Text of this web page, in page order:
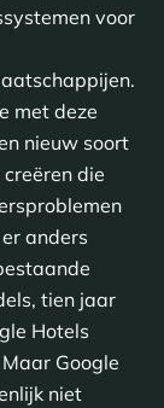
voor
met deze
nieuw soort
die
anders
tien jaar
Hotels
Google
niet